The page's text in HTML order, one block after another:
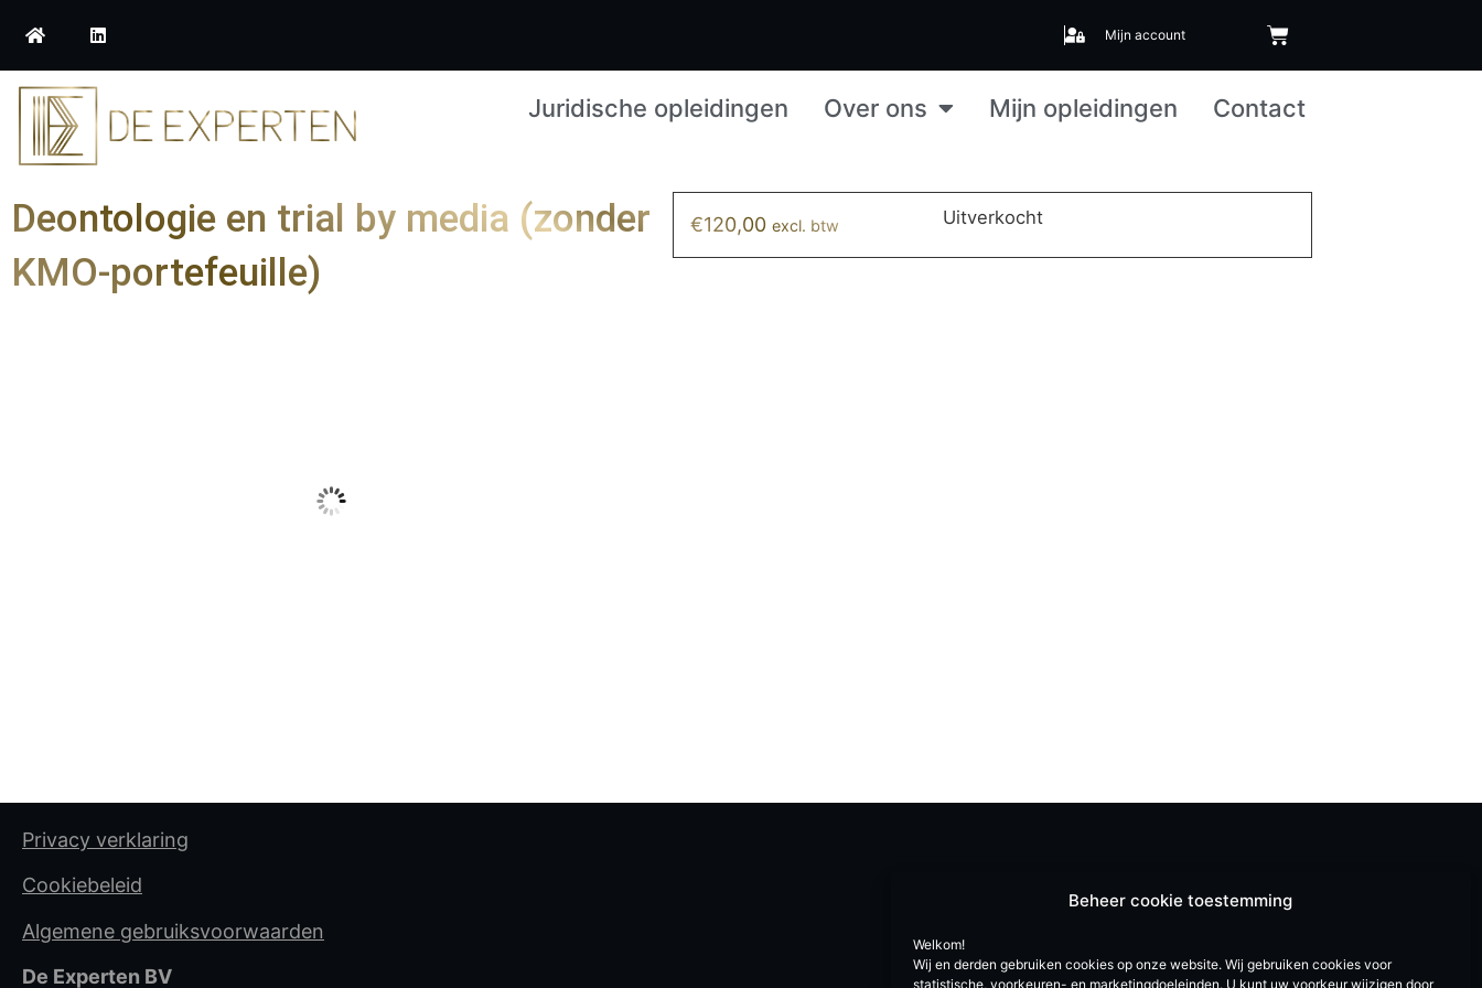
Beheer cookie toestemming
Welkom!
Wij en derden gebruiken cookies op onze website. Wij gebruiken cookies voor
statistische, voorkeuren- en marketingdoeleinden. U kunt uw voorkeur wijzigen door
Mijn account
Juridische opleidingen Over ons Mijn opleidingen Contact
Deontologie en trial by media (zonder
KMO-portefeuille)
€120,00 excl. btw Uitverkocht
Privacy verklaring
Cookiebeleid
Algemene gebruiksvoorwaarden
De Experten BV